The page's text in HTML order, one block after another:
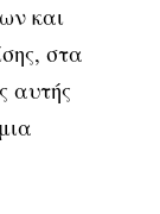
και
στα
αυτής